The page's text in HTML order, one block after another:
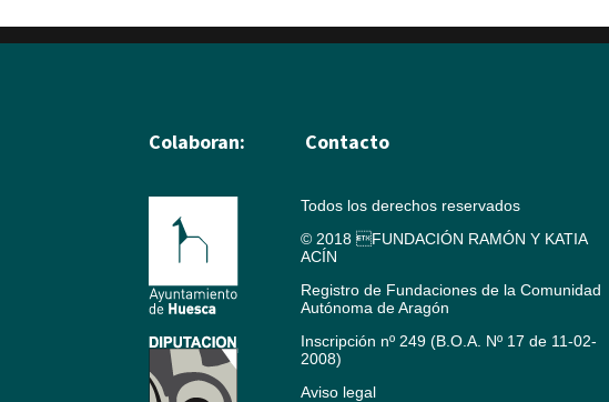
Colaboran: Contacto
Todos los derechos reservados
© 2018 FUNDACIÓN RAMÓN Y KATIA
ACÍN
Registro de Fundaciones de la Comunidad
Autónoma de Aragón
Inscripción nº 249 (B.O.A. Nº 17 de 11-02-
2008)
Aviso legal